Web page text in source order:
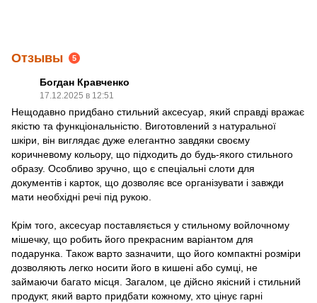
Отзывы 5
Богдан Кравченко
17.12.2025 в 12:51
Нещодавно придбано стильний аксесуар, який справді вражає
якістю та функціональністю. Виготовлений з натуральної
шкіри, він виглядає дуже елегантно завдяки своєму
коричневому кольору, що підходить до будь-якого стильного
образу. Особливо зручно, що є спеціальні слоти для
документів і карток, що дозволяє все організувати і завжди
мати необхідні речі під рукою.
Крім того, аксесуар поставляється у стильному войлочному
мішечку, що робить його прекрасним варіантом для
подарунка. Також варто зазначити, що його компактні розміри
дозволяють легко носити його в кишені або сумці, не
займаючи багато місця. Загалом, це дійсно якісний і стильний
продукт, який варто придбати кожному, хто цінує гарні